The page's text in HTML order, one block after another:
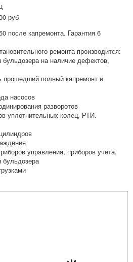
руб
после капремонта. Гарантия 6
ремонта производится:
на наличие дефектов,
прошедший полный капремонт и
насосов
разворотов
уплотнительных колец, РТИ.
управления, приборов учета,
бульдозера